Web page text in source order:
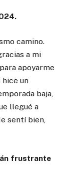
camino.
a mi
apoyarme
hice un
baja,
llegué a
sentí bien,
frustrante